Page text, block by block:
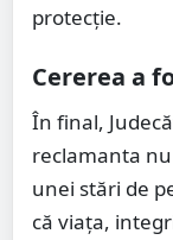
protecție.
Cererea a
În final,
reclamanta
unei stări de
că viața,